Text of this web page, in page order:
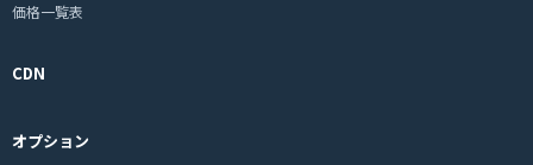
価格一覧表
CDN
オプション